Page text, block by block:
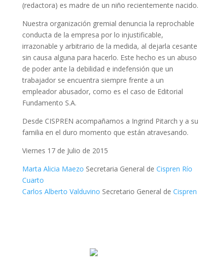
(redactora) es madre de un niño recientemente nacido.
Nuestra organización gremial denuncia la reprochable
conducta de la empresa por lo injustificable,
irrazonable y arbitrario de la medida, al dejarla cesante
sin causa alguna para hacerlo. Este hecho es un abuso
de poder ante la debilidad e indefensión que un
trabajador se encuentra siempre frente a un
empleador abusador, como es el caso de Editorial
Fundamento S.A.
Desde CISPREN acompañamos a Ingrind Pitarch y a su
familia en el duro momento que están atravesando.
Viernes 17 de Julio de 2015
Marta Alicia Maezo Secretaria General de Cispren Río
Cuarto
Carlos Alberto Valduvino Secretario General de Cispren